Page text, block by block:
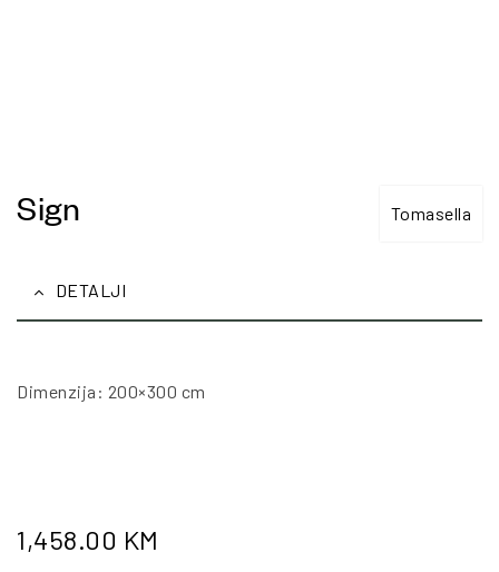
Tomasella
Sign
DETALJI
Dimenzija: 200×300 cm
1,458.00 KM